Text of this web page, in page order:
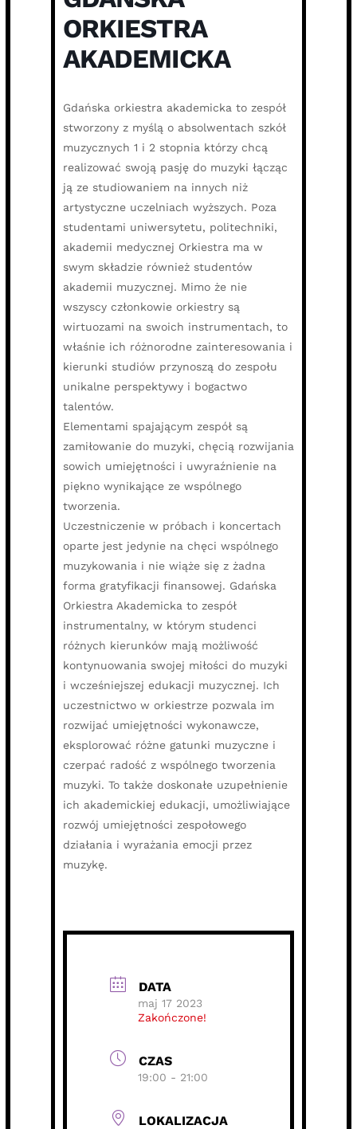
ORKIESTRA
AKADEMICKA
Gdańska orkiestra akademicka to zespół
stworzony z myślą o absolwentach szkół
muzycznych 1 i 2 stopnia którzy chcą
realizować swoją pasję do muzyki łącząc
ją ze studiowaniem na innych niż
artystyczne uczelniach wyższych. Poza
studentami uniwersytetu, politechniki,
akademii medycznej Orkiestra ma w
swym składzie również studentów
akademii muzycznej. Mimo że nie
wszyscy członkowie orkiestry są
wirtuozami na swoich instrumentach, to
właśnie ich różnorodne zainteresowania i
kierunki studiów przynoszą do zespołu
unikalne perspektywy i bogactwo
talentów.
Elementami spajającym zespół są
zamiłowanie do muzyki, chęcią rozwijania
sowich umiejętności i uwyraźnienie na
piękno wynikające ze wspólnego
tworzenia.
Uczestniczenie w próbach i koncertach
oparte jest jedynie na chęci wspólnego
muzykowania i nie wiąże się z żadna
forma gratyfikacji finansowej. Gdańska
Orkiestra Akademicka to zespół
instrumentalny, w którym studenci
różnych kierunków mają możliwość
kontynuowania swojej miłości do muzyki
i wcześniejszej edukacji muzycznej. Ich
uczestnictwo w orkiestrze pozwala im
rozwijać umiejętności wykonawcze,
eksplorować różne gatunki muzyczne i
czerpać radość z wspólnego tworzenia
muzyki. To także doskonałe uzupełnienie
ich akademickiej edukacji, umożliwiające
rozwój umiejętności zespołowego
działania i wyrażania emocji przez
muzykę.
DATA
maj 17 2023
Zakończone!
CZAS
19:00 - 21:00
LOKALIZACJA